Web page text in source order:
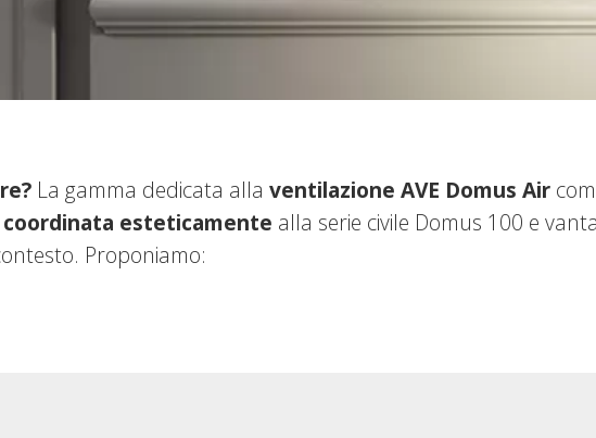
La gamma dedicata alla ventilazione AVE Domus Air
coordinata esteticamente alla serie civile Domus 100 e
Proponiamo: